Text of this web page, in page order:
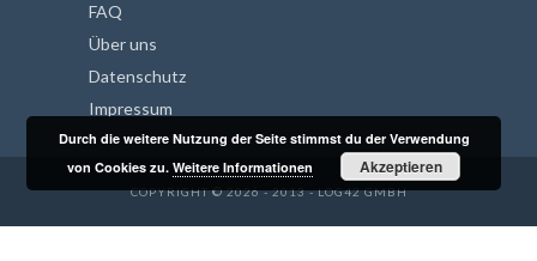
FAQ
Über uns
Datenschutz
Impressum
COPYRIGHT © 2026 - 2013 - LOG42 GMBH
Durch die weitere Nutzung der Seite stimmst du der Verwendung
von Cookies zu.Weitere Informationen Akzeptieren